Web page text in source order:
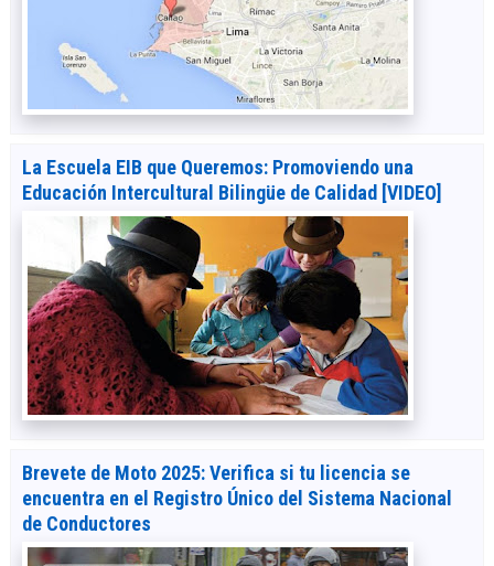
La Escuela EIB que Queremos: Promoviendo una
Educación Intercultural Bilingüe de Calidad [VIDEO]
Brevete de Moto 2025: Verifica si tu licencia se
encuentra en el Registro Único del Sistema Nacional
de Conductores